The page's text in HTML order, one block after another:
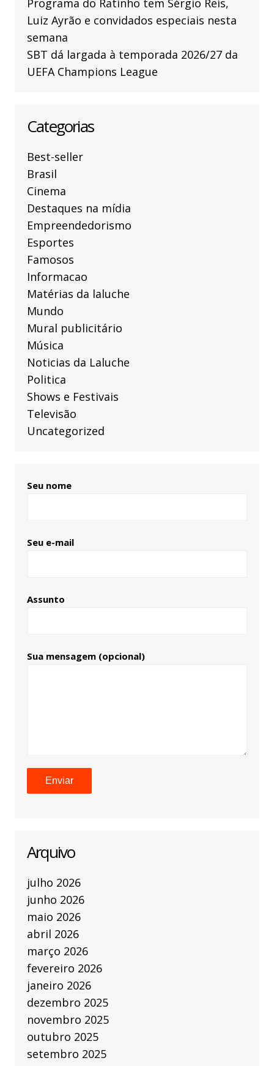
Luiz Ayrão e convidados especiais nesta
semana
SBT dá largada à temporada 2026/27 da
UEFA Champions League
Categorias
Best-seller
Brasil
Cinema
Destaques na mídia
Empreendedorismo
Esportes
Famosos
Informacao
Matérias da laluche
Mundo
Mural publicitário
Música
Noticias da Laluche
Politica
Shows e Festivais
Televisão
Uncategorized
Seu nome
Seu e-mail
Assunto
Sua mensagem (opcional)
Arquivo
julho 2026
junho 2026
maio 2026
abril 2026
março 2026
fevereiro 2026
janeiro 2026
dezembro 2025
novembro 2025
outubro 2025
setembro 2025